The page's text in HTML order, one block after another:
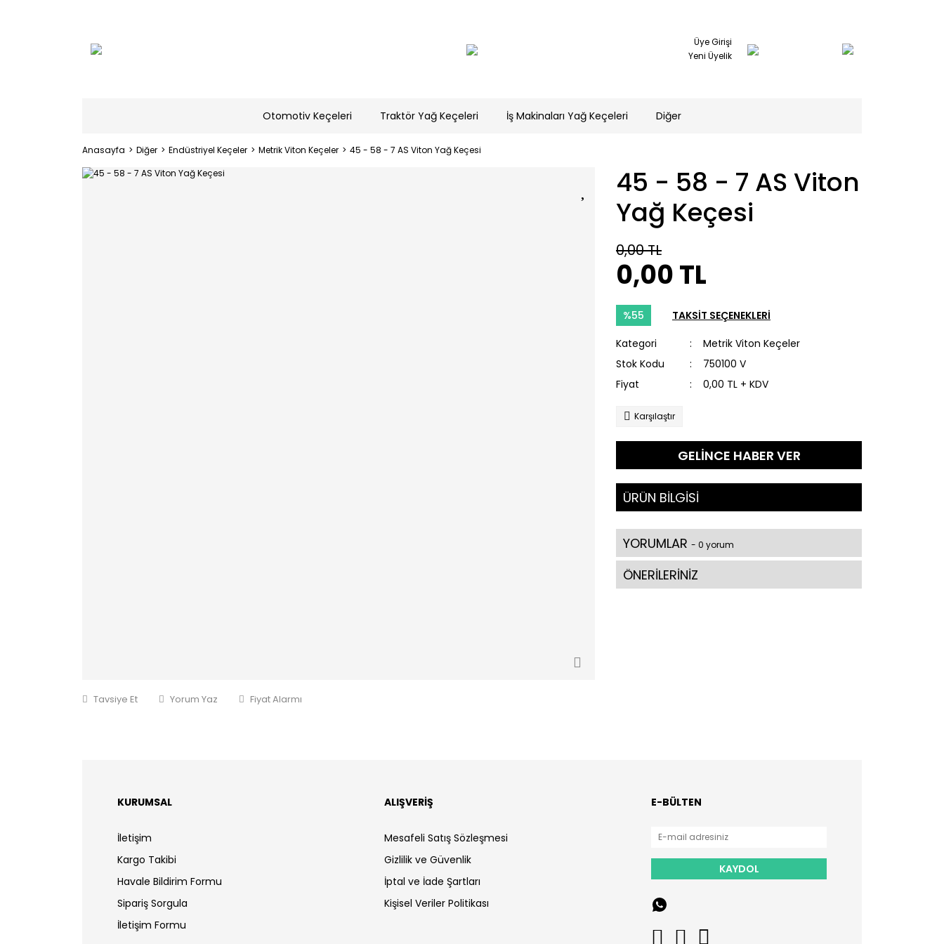
Üye Girişi
Yeni Üyelik
Otomotiv Keçeleri Traktör Yağ Keçeleri İş Makinaları Yağ Keçeleri Diğer
Anasayfa Diğer Endüstriyel Keçeler Metrik Viton Keçeler 45 - 58 - 7 AS Viton Yağ Keçesi
Tavsiye Et Yorum Yaz Fiyat Alarmı
45 - 58 - 7 AS Viton
Yağ Keçesi
0,00 TL
0,00 TL
%55 TAKSİT SEÇENEKLERİ
Kategori
Metrik Viton Keçeler
Stok Kodu
750100 V
Fiyat
0,00 TL + KDV
Karşılaştır
GELİNCE HABER VER
ÜRÜN BİLGİSİ
YORUMLAR - 0 yorum
ÖNERİLERİNİZ
KURUMSAL
İletişim
Kargo Takibi
Havale Bildirim Formu
Sipariş Sorgula
İletişim Formu
ALIŞVERİŞ
Mesafeli Satış Sözleşmesi
Gizlilik ve Güvenlik
İptal ve İade Şartları
Kişisel Veriler Politikası
E-BÜLTEN
KAYDOL